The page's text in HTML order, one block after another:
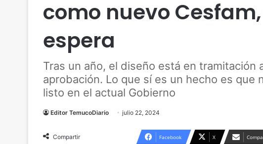
como nuevo
espera
Tras un año, el diseño está en tramitación
aprobación. Lo que sí es un hecho es que
listo en el actual Gobierno
Editor TemucoDiario julio 22, 2024
Compartir Facebook X